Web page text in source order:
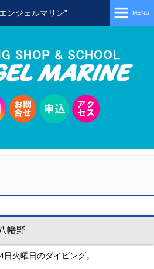
ンジェルマリン” MENU
幡野
火曜日のダイビング。